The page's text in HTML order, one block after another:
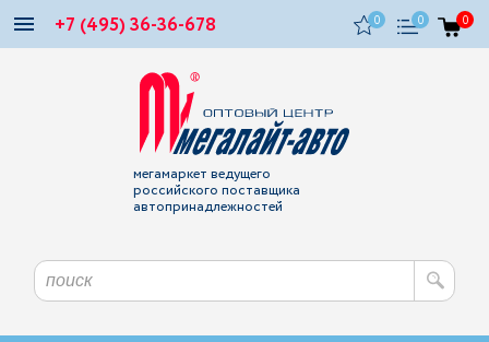
+7 (495) 36-36-678 0 0 0
мегамаркет ведущего
российского поставщика
автопринадлежностей